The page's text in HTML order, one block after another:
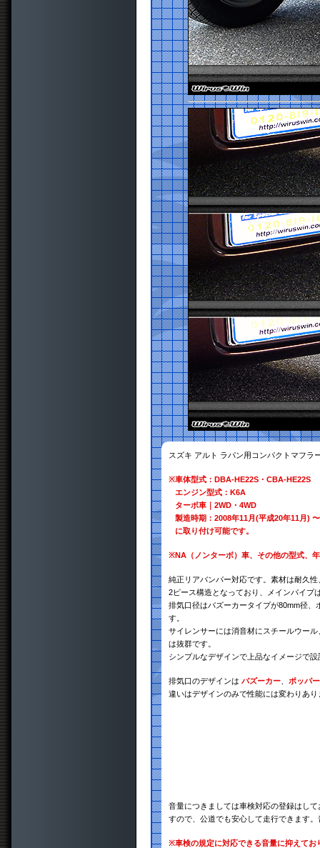
スズキ アルト ラパン用コンパクトマフラ
※車体型式：DBA-HE22S・CBA-HE22S
エンジン型式：K6A
ターボ車｜2WD・4WD
製造時期：2008年11月(平成20年11月)
に取り付け可能です。
※NA（ノンターボ）車、その他の型式、
純正リアバンパー対応です。素材は耐久
2ピース構造となっており、メインパイプ
排気口径はバズーカータイプが80mm径
す。
サイレンサーには消音材にスチールウー
は抜群です。
シンプルなデザインで上品なイメージで
排気口のデザインは バズーカー
ポッパー
違いはデザインのみで性能には変わりあ
音量につきましては車検対応の登録はし
すので、公道でも安心して走行できます
※車検の規定に対応できる音量に抑えて